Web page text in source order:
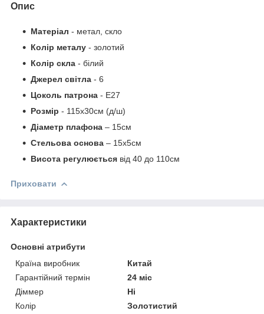
Опис
Матеріал - метал, скло
Колір металу - золотий
Колір скла - білий
Джерел світла - 6
Цоколь патрона - E27
Розмір - 115х30см (д/ш)
Діаметр плафона – 15см
Стельова основа – 15x5см
Висота регулюється від 40 до 110см
Приховати
Характеристики
Основні атрибути
Країна виробник
Китай
Гарантійний термін
24 міс
Діммер
Ні
Колір
Золотистий